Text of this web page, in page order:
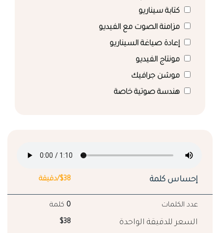
كتابة سيناريو
مزامنة الصوت مع الفيديو
إعادة صياغة السيناريو
مونتاج الفيديو
موشن جرافيك
هندسة صوتية خاصة
إحساس كلمة $38/دقيقة
عدد الكلمات 0 كلمة
السعر للدقيقة الواحدة $38